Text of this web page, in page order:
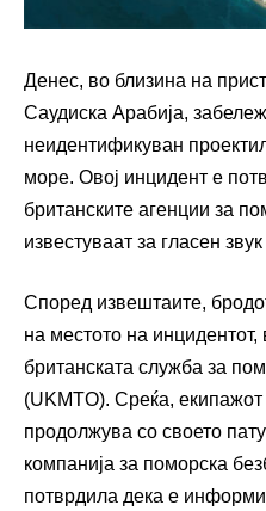
Денес, во близина на
Саудиска Арабија,
неидентификуван
море. Овој инцидент е
британските агенции за
известуваат за гласен
Според извештаите,
на местото на
британската служба за
(UKMTO). Среќа,
продолжува со своето
компанија за поморска
потврдила дека е